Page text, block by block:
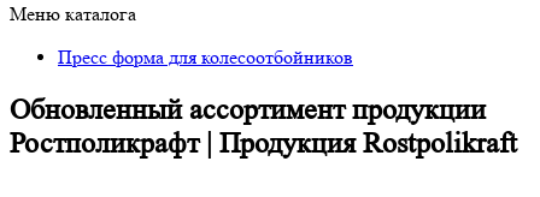
Меню каталога
Пресс форма для колесоотбойников
Обновленный ассортимент продукции
Ростполикрафт | Продукция Rostpolikraft